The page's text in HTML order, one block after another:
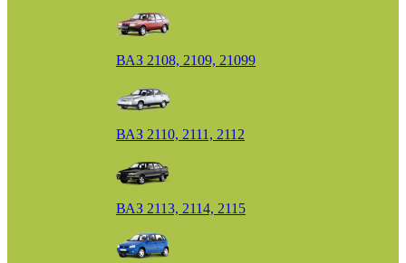
ВАЗ 2108, 2109, 21099
ВАЗ 2110, 2111, 2112
ВАЗ 2113, 2114, 2115